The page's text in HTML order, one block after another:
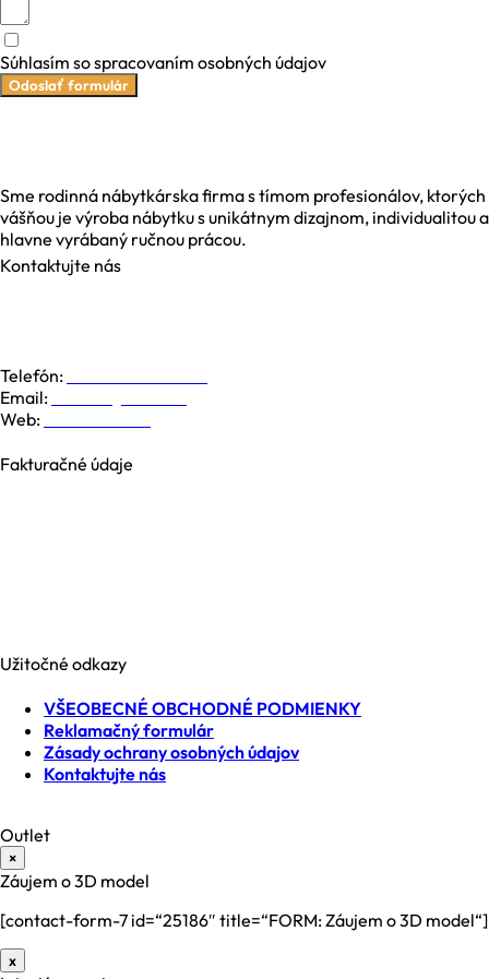
Súhlasím so spracovaním osobných údajov
Odoslať formulár
Sme rodinná nábytkárska firma s tímom profesionálov, ktorých
vášňou je výroba nábytku s unikátnym dizajnom, individualitou a
hlavne vyrábaný ručnou prácou.
Kontaktujte nás
Telefón:
Email:
Web:
Fakturačné údaje
Užitočné odkazy
VŠEOBECNÉ OBCHODNÉ PODMIENKY
Reklamačný formulár
Zásady ochrany osobných údajov
Kontaktujte nás
Outlet
×
Záujem o 3D model
[contact-form-7 id=“25186″ title=“FORM: Záujem o 3D model“]
x